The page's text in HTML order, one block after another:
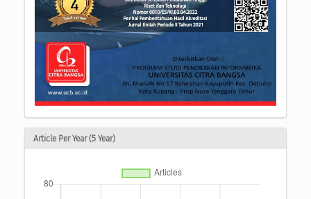
Article Per Year (5 Year)